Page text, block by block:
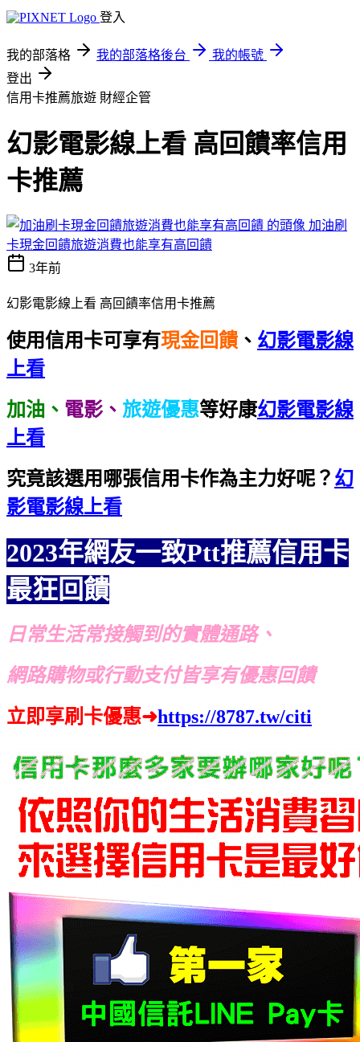
登入
我的部落格 我的部落格後台
我的帳號
登出
信用卡推薦旅遊 財經企管
幻影電影線上看 高回饋率信用
卡推薦
加油刷
卡現金回饋旅遊消費也能享有高回饋
3年前
幻影電影線上看 高回饋率信用卡推薦
使用信用卡可享有現金回饋 、 幻影電影線
上看
加油、 電影、 旅遊優惠等好康幻影電影線
上看
究竟該選用哪張信用卡作為主力好呢？ 幻
影電影線上看
2023年網友一致Ptt推薦信用卡
最狂回饋
日常生活常接觸到的實體通路、
網路購物或行動支付皆享有優惠回饋
立即享刷卡優惠➜https://8787.tw/citi